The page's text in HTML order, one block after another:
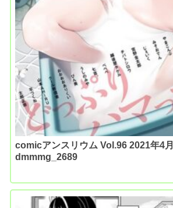
comicアンスリウム Vol.96 2021年4
dmmmg_2689